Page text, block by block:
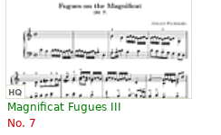
$3.95
Classical Guitar, Acoustic Guitar,
Guitar Tablature, Guitar Solo
Magnificat Fugues III
No. 7